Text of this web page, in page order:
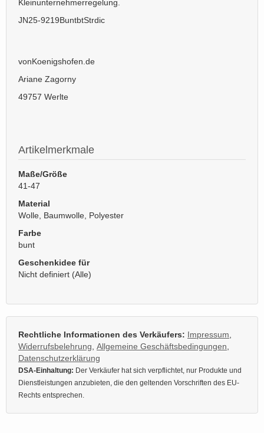
Kleinunternehmerregelung.
JN25-9219BuntbtStrdic
vonKoenigshofen.de
Ariane Zagorny
49757 Werlte
Artikelmerkmale
Maße/Größe
41-47
Material
Wolle, Baumwolle, Polyester
Farbe
bunt
Geschenkidee für
Nicht definiert (Alle)
Rechtliche Informationen des Verkäufers: Impressum
Widerrufsbelehrung Allgemeine Geschäftsbedingungen
Datenschutzerklärung
DSA-Einhaltung: Der Verkäufer hat sich verpflichtet, nur Produkte und
Dienstleistungen anzubieten, die den geltenden Vorschriften des EU-
Rechts entsprechen.